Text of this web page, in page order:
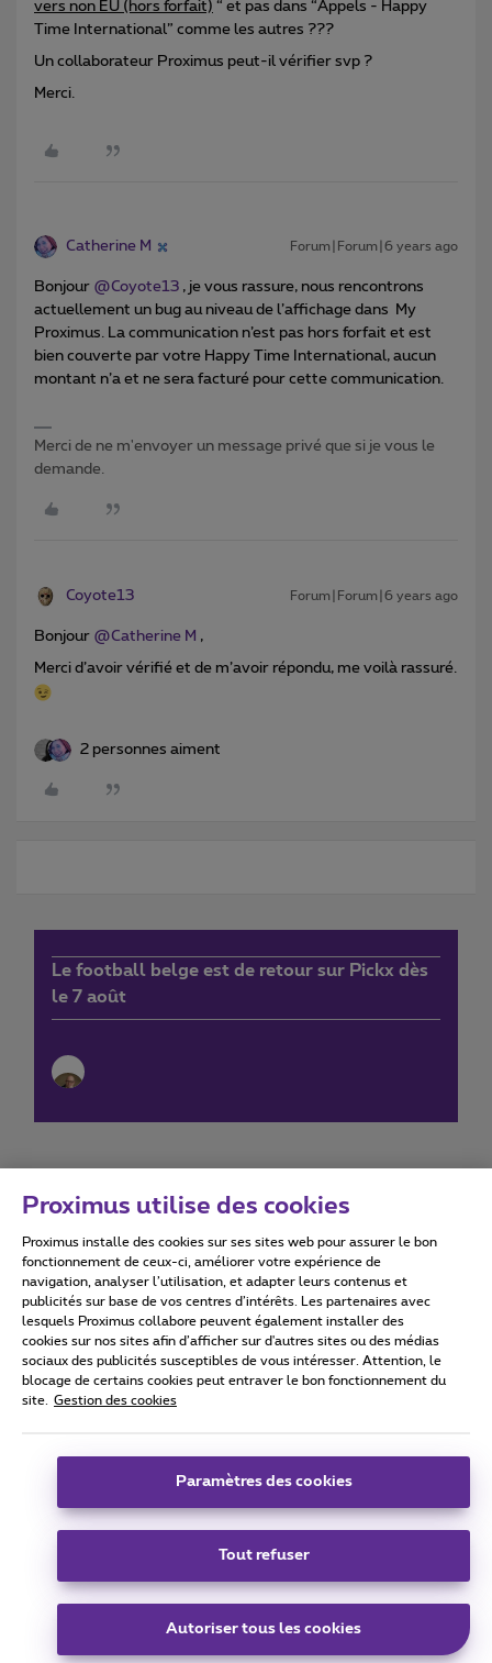
vers non EU (hors forfait) “ et pas dans “Appels - Happy
Time International” comme les autres ???
Un collaborateur Proximus peut-il vérifier svp ?
Merci.
Catherine M Forum|Forum|6 years ago
Bonjour @Coyote13 , je vous rassure, nous rencontrons
actuellement un bug au niveau de l’affichage dans My
Proximus. La communication n’est pas hors forfait et est
bien couverte par votre Happy Time International, aucun
montant n’a et ne sera facturé pour cette communication.
Merci de ne m'envoyer un message privé que si je vous le
demande.
Coyote13 Forum|Forum|6 years ago
Bonjour @Catherine M ,
Merci d’avoir vérifié et de m’avoir répondu, me voilà rassuré.
2 personnes aiment
Le football belge est de retour sur Pickx dès
le 7 août
Conditions d'utilisation Accessibility statement
Tous droits réservés. © 2026 Proximus
Conditions générales, info consommateur
Coordonnées de l’entreprise
Boulevard du Roi Albert II 27 - B-1030 Bruxelles.
Carrier & Wholesale Solutions
|Telindus
|Sitemap
Proximus utilise des cookies
Proximus installe des cookies sur ses sites web pour assurer le bon
fonctionnement de ceux-ci, améliorer votre expérience de
navigation, analyser l’utilisation, et adapter leurs contenus et
publicités sur base de vos centres d’intérêts. Les partenaires avec
lesquels Proximus collabore peuvent également installer des
cookies sur nos sites afin d’afficher sur d'autres sites ou des médias
sociaux des publicités susceptibles de vous intéresser. Attention, le
blocage de certains cookies peut entraver le bon fonctionnement du
site.
Gestion des cookies
Paramètres des cookies
Tout refuser
Autoriser tous les cookies